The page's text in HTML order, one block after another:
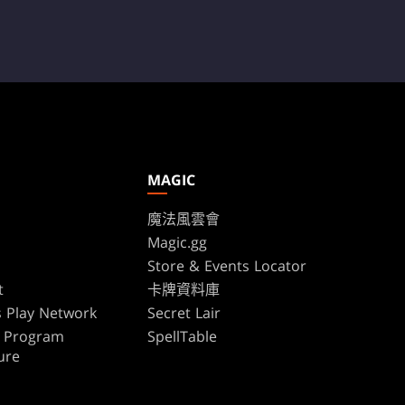
Play Network
MAGIC
魔法風雲會
Magic.gg
Store & Events Locator
卡牌資料庫
Secret Lair
SpellTable